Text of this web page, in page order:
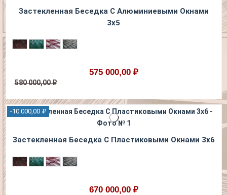
Застекленная Беседка С Алюминиевыми Окнами
3х5
575 000,00 ₽
580 000,00 ₽
-10 000,00 ₽
Застекленная Беседка С Пластиковыми Окнами 3х6
670 000,00 ₽